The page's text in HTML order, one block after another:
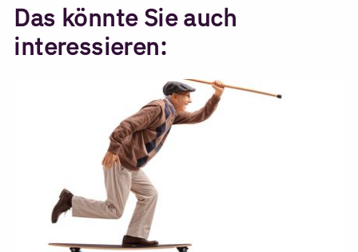
Das könnte Sie auch
interessieren: